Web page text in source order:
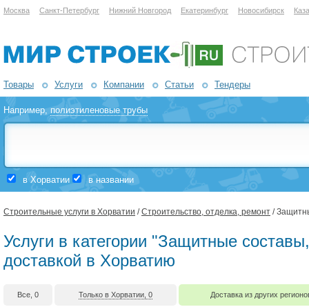
Москва Санкт-Петербург Нижний Новгород Екатеринбург Новосибирск
Товары Услуги Компании Статьи Тендеры
Например,полиэтиленовые трубы
в Хорватии в названии
Строительные услуги в Хорватии /Строительство, отделка, ремонт /
Услуги в категории "Защитные
доставкой в Хорватию
Все, 0 Только в Хорватии, 0 Доставка из других